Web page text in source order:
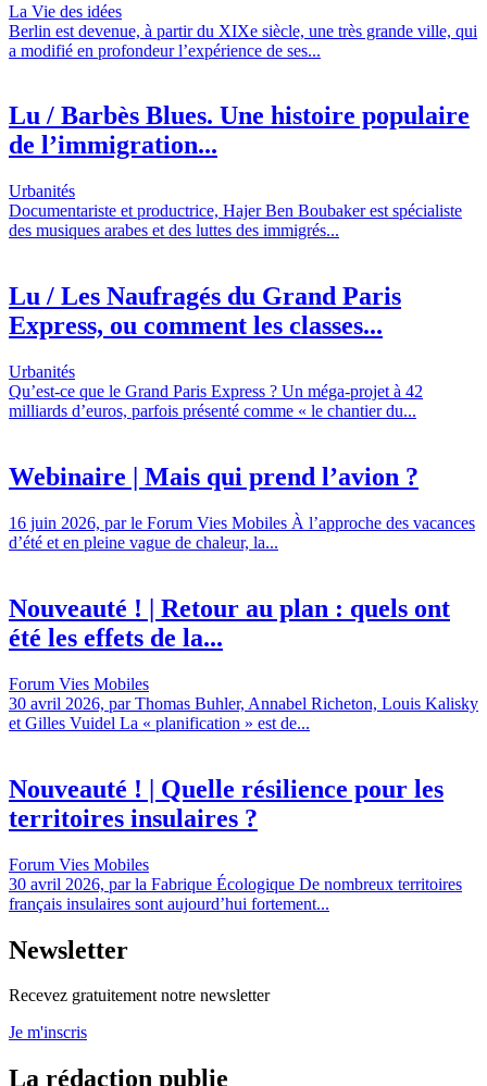
La Vie des idées
Berlin est devenue, à partir du XIXe siècle, une très grande ville, qui
a modifié en profondeur l’expérience de ses...
Lu / Barbès Blues. Une histoire populaire
de l’immigration...
Urbanités
Documentariste et productrice, Hajer Ben Boubaker est spécialiste
des musiques arabes et des luttes des immigrés...
Lu / Les Naufragés du Grand Paris
Express, ou comment les classes...
Urbanités
Qu’est-ce que le Grand Paris Express ? Un méga-projet à 42
milliards d’euros, parfois présenté comme « le chantier du...
Webinaire | Mais qui prend l’avion ?
16 juin 2026, par le Forum Vies Mobiles À l’approche des vacances
d’été et en pleine vague de chaleur, la...
Nouveauté ! | Retour au plan : quels ont
été les effets de la...
Forum Vies Mobiles
30 avril 2026, par Thomas Buhler, Annabel Richeton, Louis Kalisky
et Gilles Vuidel La « planification » est de...
Nouveauté ! | Quelle résilience pour les
territoires insulaires ?
Forum Vies Mobiles
30 avril 2026, par la Fabrique Écologique De nombreux territoires
français insulaires sont aujourd’hui fortement...
Newsletter
Recevez gratuitement notre newsletter
Je m'inscris
La rédaction publie